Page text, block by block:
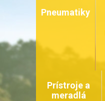
Pneumatiky
Prístroje a
meradlá